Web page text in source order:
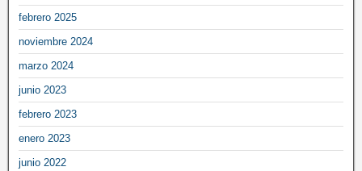
febrero 2025
noviembre 2024
marzo 2024
junio 2023
febrero 2023
enero 2023
junio 2022